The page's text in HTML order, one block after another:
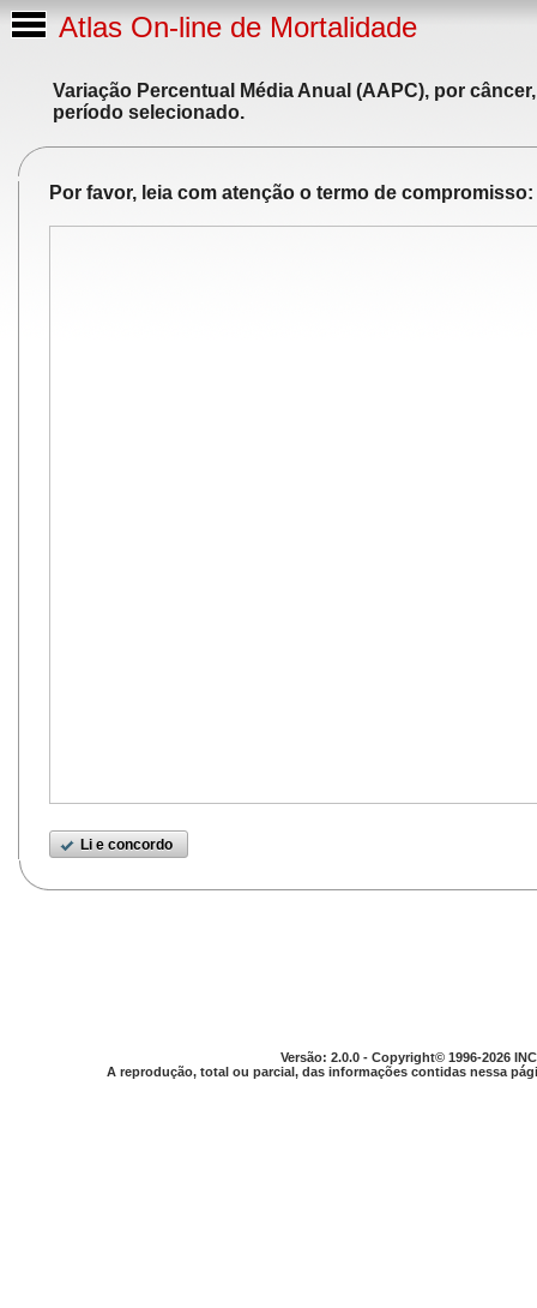
Atlas On-line de Mortalidade
Variação Percentual Média Anual (AAPC), por
período selecionado.
Por favor, leia com atenção o termo de compromisso:
Li e concordo
Versão: 2.0.0 - Copyright© 1996-2026
A reprodução, total ou parcial, das informações contidas nessa